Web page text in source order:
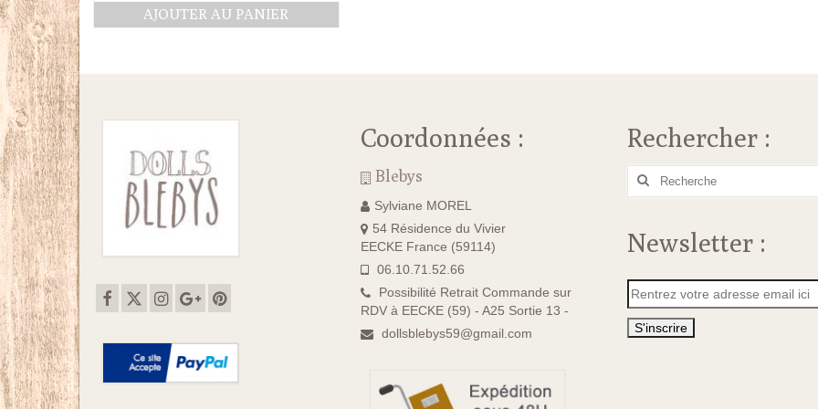
AJOUTER AU PANIER
Coordonnées :
Blebys
Sylviane MOREL
54 Résidence du Vivier
EECKE France (59114)
06.10.71.52.66
Possibilité Retrait Commande sur
RDV à EECKE (59) - A25 Sortie 13 -
dollsblebys59@gmail.com
Rechercher :
Rechercher
Newsletter :